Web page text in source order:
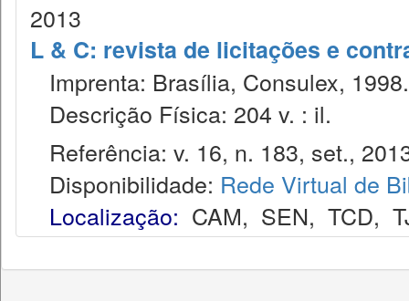
2013
L & C: revista de licitações e
Imprenta: Brasília, Consulex, 1998.
Descrição Física: 204 v. : il.
Referência: v. 16, n. 183, set.,
Disponibilidade: Rede Virtual de
Localização: CAM, SEN, TCD,